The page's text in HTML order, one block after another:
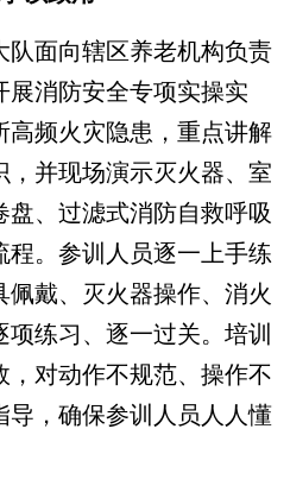
面向辖区养老机构负责
展消防安全专项实操实
高频火灾隐患，重点讲解
，并现场演示灭火器、室
盘、过滤式消防自救呼吸
程。参训人员逐一上手练
戴、灭火器操作、消火
练习、逐一过关。培训
，对动作不规范、操作不
导，确保参训人员人人懂